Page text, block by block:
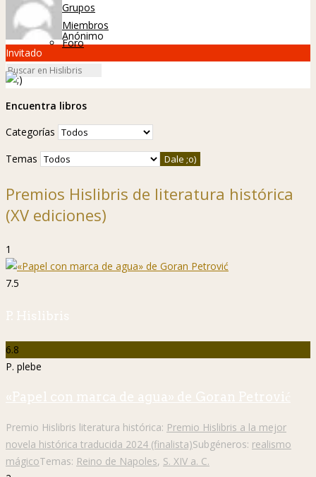
Grupos
Miembros
Foro
Anónimo
Invitado
Encuentra libros
Categorías
Temas
Premios Hislibris de literatura histórica
(XV ediciones)
1
7.5
P. Hislibris
6.8
P. plebe
«Papel con marca de agua» de Goran Petrović
Premio Hislibris literatura histórica: Premio Hislibris a la mejor
novela histórica traducida 2024 (finalista)Subgéneros: realismo
mágicoTemas: Reino de Napoles, S. XIV a. C.